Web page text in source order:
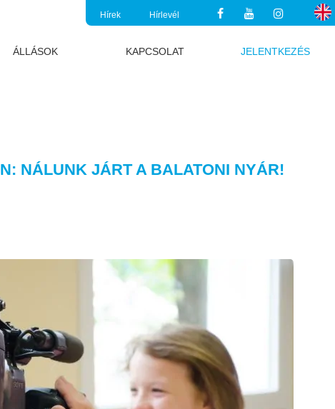
Hírek Hírlevél
ÁLLÁSOK KAPCSOLAT JELENTKEZÉS
NÁLUNK JÁRT A BALATONI NYÁR!